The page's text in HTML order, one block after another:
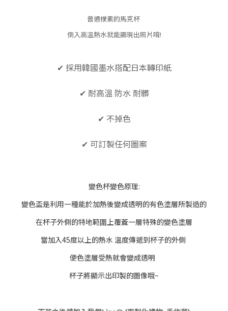
普通樸素的馬克杯
倒入高溫熱水就能顯現出照片唷!
✔ 採用韓國墨水搭配日本轉印紙
✔ 耐高溫 防水 耐髒
✔ 不掉色
✔ 可訂製任何圖案
變色杯變色原理:
變色盃是利用一種能於加熱後變成透明的有色塗層所製造的
在杯子外側的特地範圍上覆蓋一層特殊的變色塗層
當加入45度以上的熱水 溫度傳遞到杯子的外側
便色塗層受熱就會變成透明
杯子將顯示出印製的圖像哦~